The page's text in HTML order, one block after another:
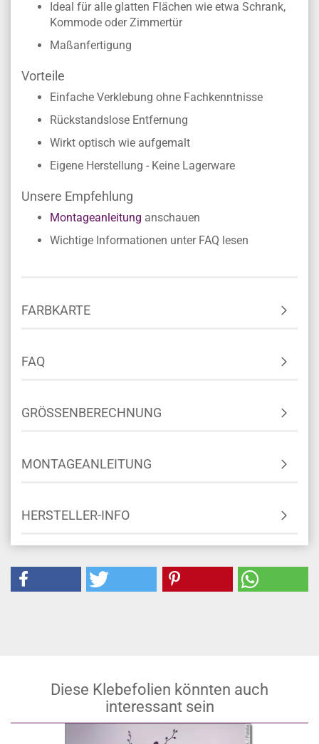
Ideal für alle glatten Flächen wie etwa Schrank,
Kommode oder Zimmertür
Maßanfertigung
Vorteile
Einfache Verklebung ohne Fachkenntnisse
Rückstandslose Entfernung
Wirkt optisch wie aufgemalt
Eigene Herstellung - Keine Lagerware
Unsere Empfehlung
Montageanleitung anschauen
Wichtige Informationen unter FAQ lesen
FARBKARTE
FAQ
GRÖSSENBERECHNUNG
MONTAGEANLEITUNG
HERSTELLER-INFO
Diese Klebefolien könnten auch
interessant sein